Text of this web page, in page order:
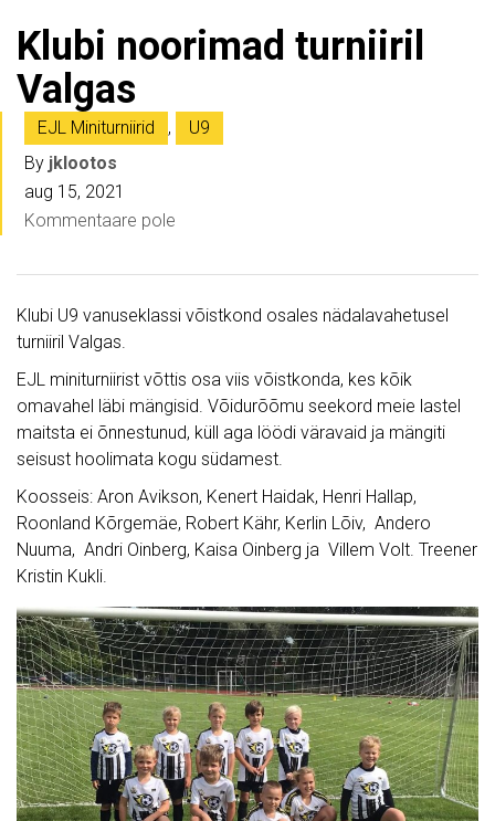
Klubi noorimad turniiril
Valgas
EJL Miniturniirid ,
U9
By jklootos
aug 15, 2021
Kommentaare pole
Klubi U9 vanuseklassi võistkond osales nädalavahetusel
turniiril Valgas.
EJL miniturniirist võttis osa viis võistkonda, kes kõik
omavahel läbi mängisid. Võidurõõmu seekord meie lastel
maitsta ei õnnestunud, küll aga löödi väravaid ja mängiti
seisust hoolimata kogu südamest.
Koosseis: Aron Avikson, Kenert Haidak, Henri Hallap,
Roonland Kõrgemäe, Robert Kähr, Kerlin Lõiv, Andero
Nuuma, Andri Oinberg, Kaisa Oinberg ja Villem Volt. Treener
Kristin Kukli.